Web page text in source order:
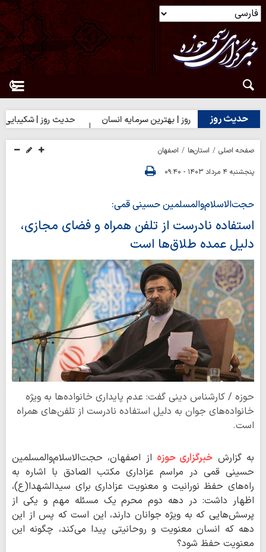
حدیث روز
حدیث روز | بهترین سرمایه انسان حدیث روز | شکیبایی بر تلخی
صفحه اصلی استان‌ها
اصفهان
پنجشنبه ۴ مرداد ۱۴۰۳ - ۰۹:۴۰
حجت‌الاسلام‌والمسلمین حسینی قمی:
استفاده نادرست از تلفن همراه و فضای مجازی،
دلیل عمده طلاق‌ها است
حوزه / کارشناس دینی گفت: عدم پایداری خانواده‌ها به ویژه
خانواده‌های جوان به دلیل استفاده نادرست از تلفن‌های همراه
است.
به گزارش خبرگزاری حوزه از اصفهان، حجت‌الاسلام‌والمسلمین
حسینی قمی در مراسم عزاداری مکتب الصادق با اشاره به
راه‌های حفظ نورانیت و معنویت عزاداری برای سیدالشهدا(ع)،
اظهار داشت: در دهه دوم محرم یک مسئله مهم و یکی از
پرسش‌هایی که به ویژه جوانان دارند، این است که پس از این
دهه که انسان معنویت و روحانیتی پیدا می‌کند، چگونه این
معنویت حفظ شود؟